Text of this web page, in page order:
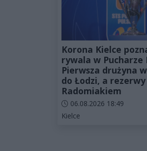
Korona Kielce
rywala w Pucharze
Pierwsza drużyna
do Łodzi, a
Radomiakiem
Data dodania artykułu:
06.08.2026 18:49
Kategorie artykułu:
Kielce